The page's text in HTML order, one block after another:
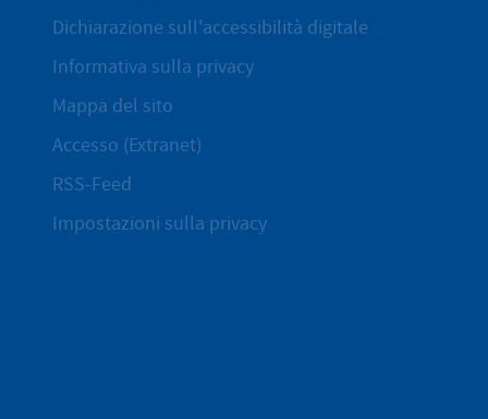
Dichiarazione sull'accessibilità digitale
Informativa sulla privacy
Mappa del sito
Accesso (Extranet)
RSS-Feed
Impostazioni sulla privacy